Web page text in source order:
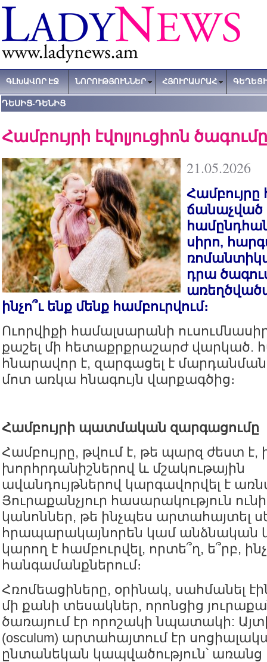
ԳԼԽԱՎՈՐ ԷՋ ՆՈՐՈՒԹՅՈՒՆՆԵՐ ՀՅՈՒՐԱՍՐԱՀ
ԴԵՍԻՑ-ԴԵՆԻՑ
Համբույրի էվոլյուցիոն ծագումը
21.05.2026
ճանաչված
սիրո,
դրա
ինչո՞ւ ենք մենք համբուրվում։
Ուորվիքի համալսարանի
քաշել մի հետաքրքրաշարժ վարկած.
հնարավոր է, զարգացել է
մոտ առկա հնագույն վարքագծից։
Համբույրի պատմական զարգացումը
Համբույրը, թվում է, թե պարզ ժեստ է,
խորհրդանիշներով և մշակութային
ավանդույթներով կարգավորվել է
Յուրաքանչյուր հասարակություն
կանոններ, թե ինչպես արտահայտել
հրապարակայնորեն կամ անձնական
կարող է համբուրվել, որտե՞ղ, ե՞րբ,
հանգամանքներում։
Հռոմեացիները, օրինակ, սահմանել
մի քանի տեսակներ, որոնցից
ծառայում էր որոշակի նպատակի:
(osculum) արտահայտում էր
ընտանեկան կապվածություն՝